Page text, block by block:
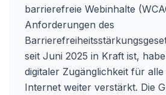
barrierefreie Webinhalte
Anforderungen des
seit Juni 2025 in Kraft ist,
digitaler Zugänglichkeit für
Internet weiter verstärkt. Die